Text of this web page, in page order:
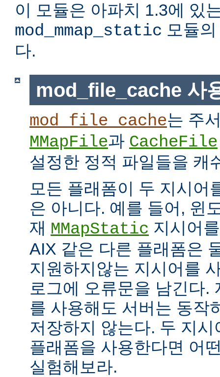
이 모듈은 아파치 1.3에 있
mod_mmap_static 모듈
다.
mod_file_cache 사
mod_file_cache는 주
MMapFile과 CacheFile
설정한 정적 파일들을 캐
모든 플래폼이 두 지시어
은 아니다. 예를 들어, 윈
재 MMapStatic 지시어
AIX 같은 다른 플래폼은
지원하지않는 지시어를
로그에 오류문을 남긴다.
를 사용해도 서버는 동작
저장하지 않는다. 두 지
플래폼을 사용한다면 어
실험해보라.